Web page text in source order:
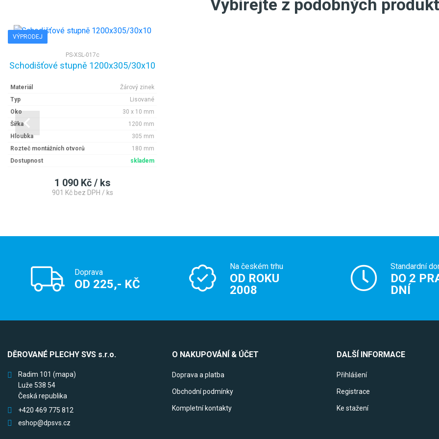
Vybírejte z podobných
VÝPRODEJ
PS-XSL-017c
Schodišťové stupně 1200x305/30x10
Materiál
Žárový zinek
Typ
Lisované
Oko
30 x 10 mm
Šířka
1200 mm
Hloubka
305 mm
Rozteč montážních otvorů
180 mm
Dostupnost
skladem
1 090 Kč / ks
901 Kč bez DPH / ks
Doprava
OD 225,- KČ
Na českém trhu
OD ROKU
2008
Standardní
DO 2
DNÍ
DĚROVANÉ PLECHY SVS s.r.o.
Radim 101 (mapa)
Luže 538 54
Česká republika
+420 469 775 812
eshop@dpsvs.cz
O NAKUPOVÁNÍ & ÚČET
Doprava a platba
Obchodní podmínky
Kompletní kontakty
DALŠÍ INFORMACE
Přihlášení
Registrace
Ke stažení